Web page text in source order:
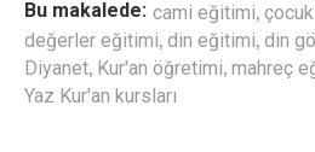
Bu makalede: cami eğitimi,
değerler eğitimi, din eğitimi, din
Diyanet, Kur'an öğretimi, mahreç
Yaz Kur'an kursları